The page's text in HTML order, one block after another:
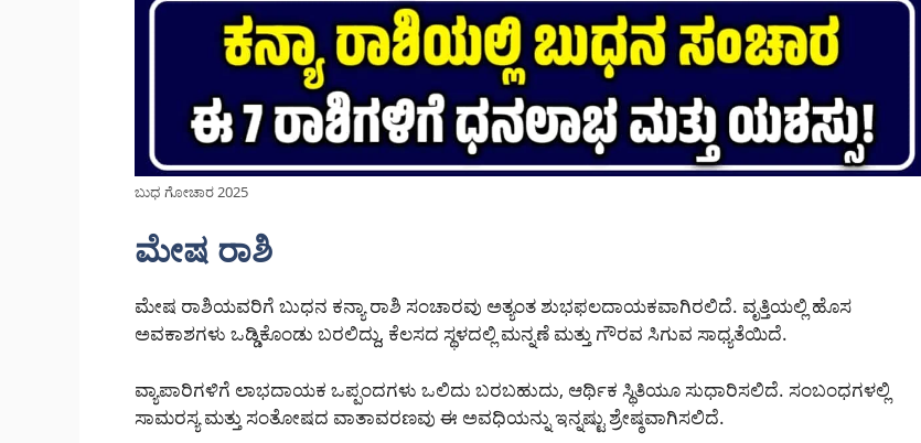
ಬುಧ ಗೋಚಾರ 2025
ಮೇಷ ರಾಶಿ
ಮೇಷ ರಾಶಿಯವರಿಗೆ ಬುಧನ ಕನ್ಯಾ ರಾಶಿ ಸಂಚಾರವು ಅತ್ಯಂತ ಶುಭಫಲದಾಯಕವಾಗಿರಲಿದೆ. ವೃತ್ತಿಯಲ್ಲಿ ಹೊಸ
ಅವಕಾಶಗಳು ಒಡ್ಡಿಕೊಂಡು ಬರಲಿದ್ದು, ಕೆಲಸದ ಸ್ಥಳದಲ್ಲಿ ಮನ್ನಣೆ ಮತ್ತು ಗೌರವ ಸಿಗುವ ಸಾಧ್ಯತೆಯಿದೆ.
ವ್ಯಾಪಾರಿಗಳಿಗೆ ಲಾಭದಾಯಕ ಒಪ್ಪಂದಗಳು ಒಲಿದು ಬರಬಹುದು, ಆರ್ಥಿಕ ಸ್ಥಿತಿಯೂ ಸುಧಾರಿಸಲಿದೆ. ಸಂಬಂಧಗಳಲ್ಲಿ
ಸಾಮರಸ್ಯ ಮತ್ತು ಸಂತೋಷದ ವಾತಾವರಣವು ಈ ಅವಧಿಯನ್ನು ಇನ್ನಷ್ಟು ಶ್ರೇಷ್ಠವಾಗಿಸಲಿದೆ.